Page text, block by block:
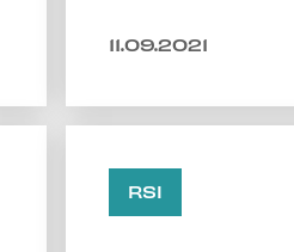
11.09.2021
RSI